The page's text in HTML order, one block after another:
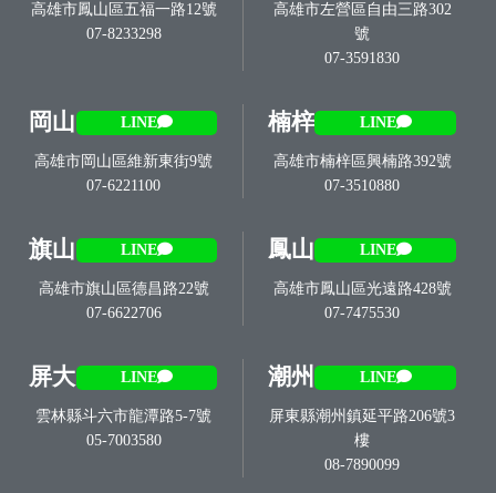
高雄市鳳山區五福一路12號
07-8233298
高雄市左營區自由三路302
號
07-3591830
岡山 LINE
高雄市岡山區維新東街9號
07-6221100
楠梓 LINE
高雄市楠梓區興楠路392號
07-3510880
旗山 LINE
高雄市旗山區德昌路22號
07-6622706
鳳山 LINE
高雄市鳳山區光遠路428號
07-7475530
屏大 LINE
雲林縣斗六市龍潭路5-7號
05-7003580
潮州 LINE
屏東縣潮州鎮延平路206號3
樓
08-7890099